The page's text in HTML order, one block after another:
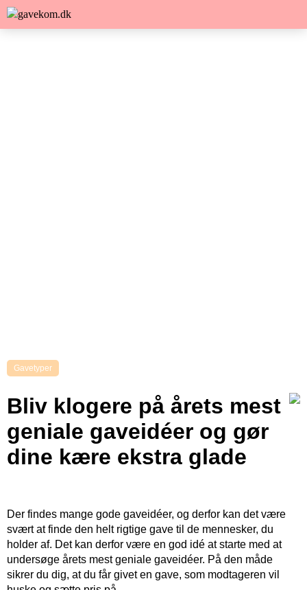
Gavetyper
Bliv klogere på årets mest
geniale gaveidéer og gør
dine kære ekstra glade
Der findes mange gode gaveidéer, og derfor kan det være
svært at finde den helt rigtige gave til de mennesker, du
holder af. Det kan derfor være en god idé at starte med at
undersøge årets mest geniale gaveidéer. På den måde
sikrer du dig, at du får givet en gave, som modtageren vil